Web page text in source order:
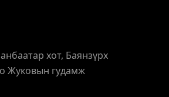
хот, Баянзүрх
Жуковын гудамж